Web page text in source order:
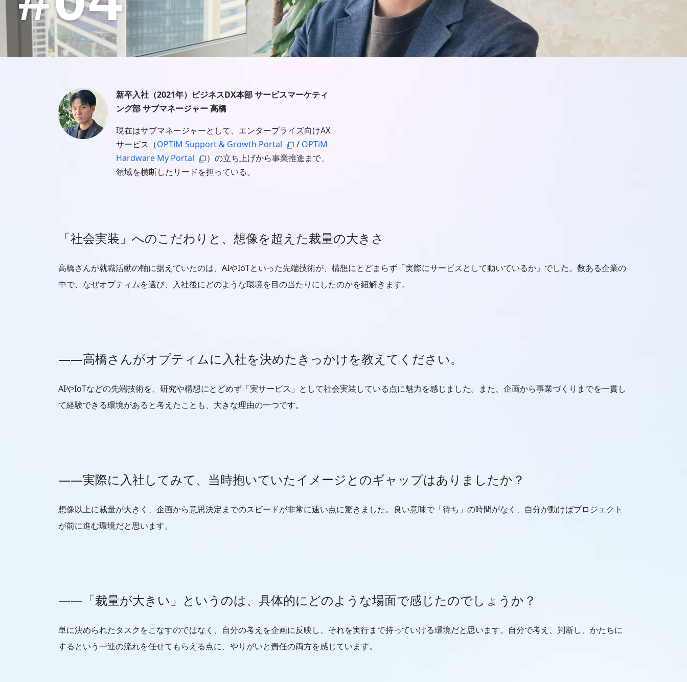
新卒入社（2021年）ビジネスDX本部 サービスマーケティ
ング部 サブマネージャー 高橋
現在はサブマネージャーとして、エンタープライズ向けAX
サービス（OPTiM Support & Growth Portal / OPTiM
Hardware My Portal
）の立ち上げから事業推進まで、
領域を横断したリードを担っている。
「社会実装」へのこだわりと、想像を超えた裁量の大きさ
高橋さんが就職活動の軸に据えていたのは、AIやIoTといった先端技術が、構想にとどまらず「実際にサービスとして動いているか」でした。数ある企業の
中で、なぜオプティムを選び、入社後にどのような環境を目の当たりにしたのかを紐解きます。
――高橋さんがオプティムに入社を決めたきっかけを教えてください。
AIやIoTなどの先端技術を、研究や構想にとどめず「実サービス」として社会実装している点に魅力を感じました。また、企画から事業づくりまでを一貫し
て経験できる環境があると考えたことも、大きな理由の一つです。
――実際に入社してみて、当時抱いていたイメージとのギャップはありましたか？
想像以上に裁量が大きく、企画から意思決定までのスピードが非常に速い点に驚きました。良い意味で「待ち」の時間がなく、自分が動けばプロジェクト
が前に進む環境だと思います。
――「裁量が大きい」というのは、具体的にどのような場面で感じたのでしょうか？
単に決められたタスクをこなすのではなく、自分の考えを企画に反映し、それを実行まで持っていける環境だと思います。自分で考え、判断し、かたちに
するという一連の流れを任せてもらえる点に、やりがいと責任の両方を感じています。